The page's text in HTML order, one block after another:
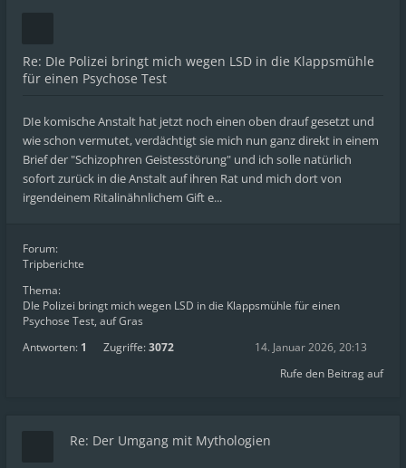
Re: DIe Polizei bringt mich wegen LSD in die Klappsmühle
für einen Psychose Test
DIe komische Anstalt hat jetzt noch einen oben drauf gesetzt und
wie schon vermutet, verdächtigt sie mich nun ganz direkt in einem
Brief der "Schizophren Geistesstörung" und ich solle natürlich
sofort zurück in die Anstalt auf ihren Rat und mich dort von
irgendeinem Ritalinähnlichem Gift e...
Forum:
Tripberichte
Thema:
DIe Polizei bringt mich wegen LSD in die Klappsmühle für einen
Psychose Test, auf Gras
Antworten: 1 Zugriffe:3072
14. Januar 2026, 20:13
Rufe den Beitrag auf
Re: Der Umgang mit Mythologien